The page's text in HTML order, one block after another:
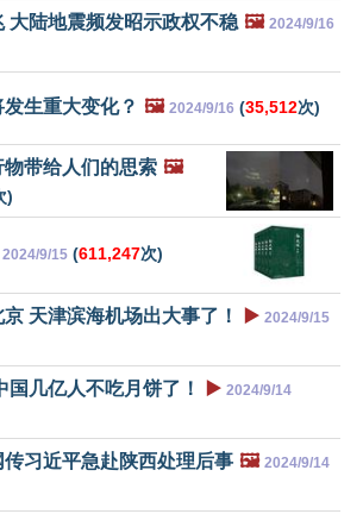
大陆地震频发昭示政权不稳 🖼️ 2024/9/16
生重大变化？ 🖼️ 2024/9/16 (35,512次)
带给人们的思索 🖼️
)
2024/9/15 (611,247次)
天津滨海机场出大事了！ ▶️ 2024/9/15
国几亿人不吃月饼了！ ▶️ 2024/9/14
习近平急赴陕西处理后事 🖼️ 2024/9/14